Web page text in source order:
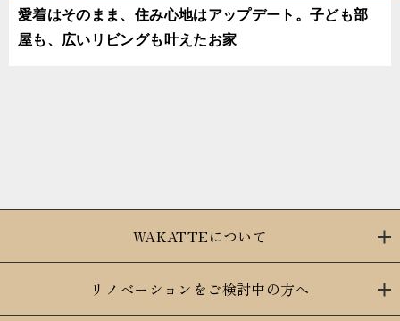
愛着はそのまま、住み心地はアップデート。子ども部
屋も、広いリビングも叶えたお家
WAKATTEについて
リノベーションをご検討中の方へ